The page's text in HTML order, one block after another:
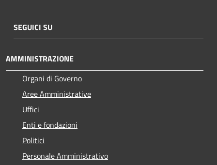
SEGUICI SU
AMMINISTRAZIONE
Organi di Governo
Aree Amministrative
Uffici
Enti e fondazioni
Politici
Personale Amministrativo